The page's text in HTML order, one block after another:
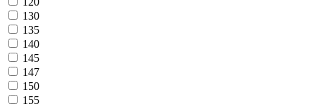
130
135
140
145
147
150
155